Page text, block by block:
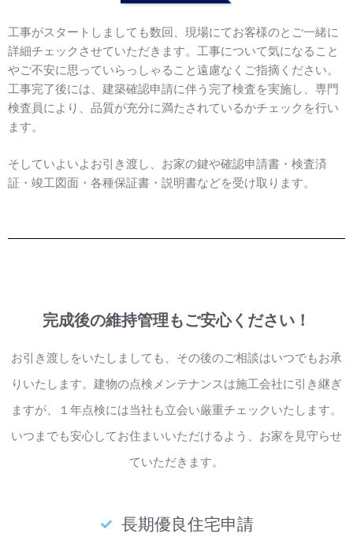
工事がスタートしましても数回、現場にてお客様のとご一緒に
詳細チェックさせていただきます。工事について気になること
やご不安に思っていらっしゃること遠慮なくご指摘ください。
工事完了後には、建築確認申請に伴う完了検査を実施し、専門
検査員により、品質が充分に満たされているかチェックを行い
ます。
そしていよいよお引き渡し、お家の鍵や確認申請書・検査済
証・竣工図面・各種保証書・説明書などを受け取ります。
完成後の維持管理もご安心ください！
お引き渡しをいたしましても、その後のご相談はいつでもお承
りいたします。建物の点検メンテナンスは施工会社に引き継ぎ
ますが、１年点検には当社も立会い厳重チェックいたします。
いつまでも安心してお住まいいただけるよう、お家を見守らせ
ていただきます。
長期優良住宅申請